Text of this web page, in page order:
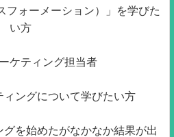
フォーメーション）」を学びた
い方
ケティング担当者
ィングについて学びたい方
グを始めたがなかなか結果が出